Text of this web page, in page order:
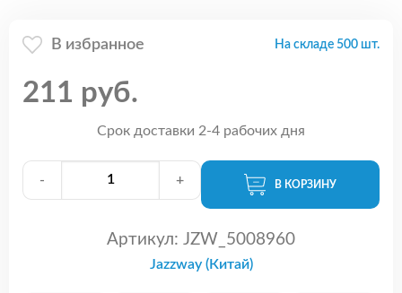
В избранное На складе 500 шт.
211 руб.
Срок доставки 2-4 рабочих дня
- + В КОРЗИНУ
Артикул: JZW_5008960
Jazzway (Китай)